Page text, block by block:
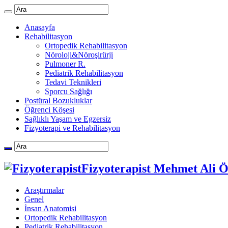
Anasayfa
Rehabilitasyon
Ortopedik Rehabilitasyon
Nöroloji&Nöroşirürji
Pulmoner R.
Pediatrik Rehabilitasyon
Tedavi Teknikleri
Sporcu Sağlığı
Postüral Bozukluklar
Öğrenci Köşesi
Sağlıklı Yaşam ve Egzersiz
Fizyoterapi ve Rehabilitasyon
Fizyoterapist Mehmet Ali
Araştırmalar
Genel
İnsan Anatomisi
Ortopedik Rehabilitasyon